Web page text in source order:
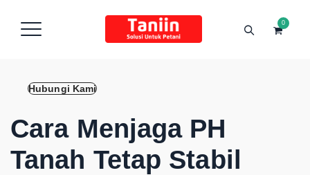
Hubungi Kami
0
Cara Menjaga PH
Tanah Tetap Stabil